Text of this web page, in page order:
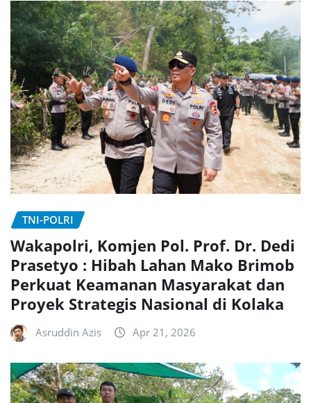
TNI-POLRI
Wakapolri, Komjen Pol. Prof. Dr. Dedi
Prasetyo : Hibah Lahan Mako Brimob
Perkuat Keamanan Masyarakat dan
Proyek Strategis Nasional di Kolaka
Asruddin Azis Apr 21, 2026